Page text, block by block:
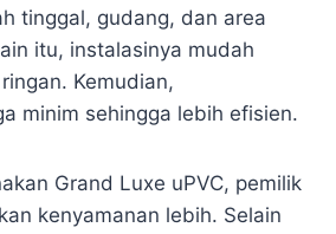
tinggal, gudang, dan area
itu, instalasinya mudah
Kemudian,
minim sehingga lebih efisien.
Grand Luxe uPVC, pemilik
kenyamanan lebih. Selain